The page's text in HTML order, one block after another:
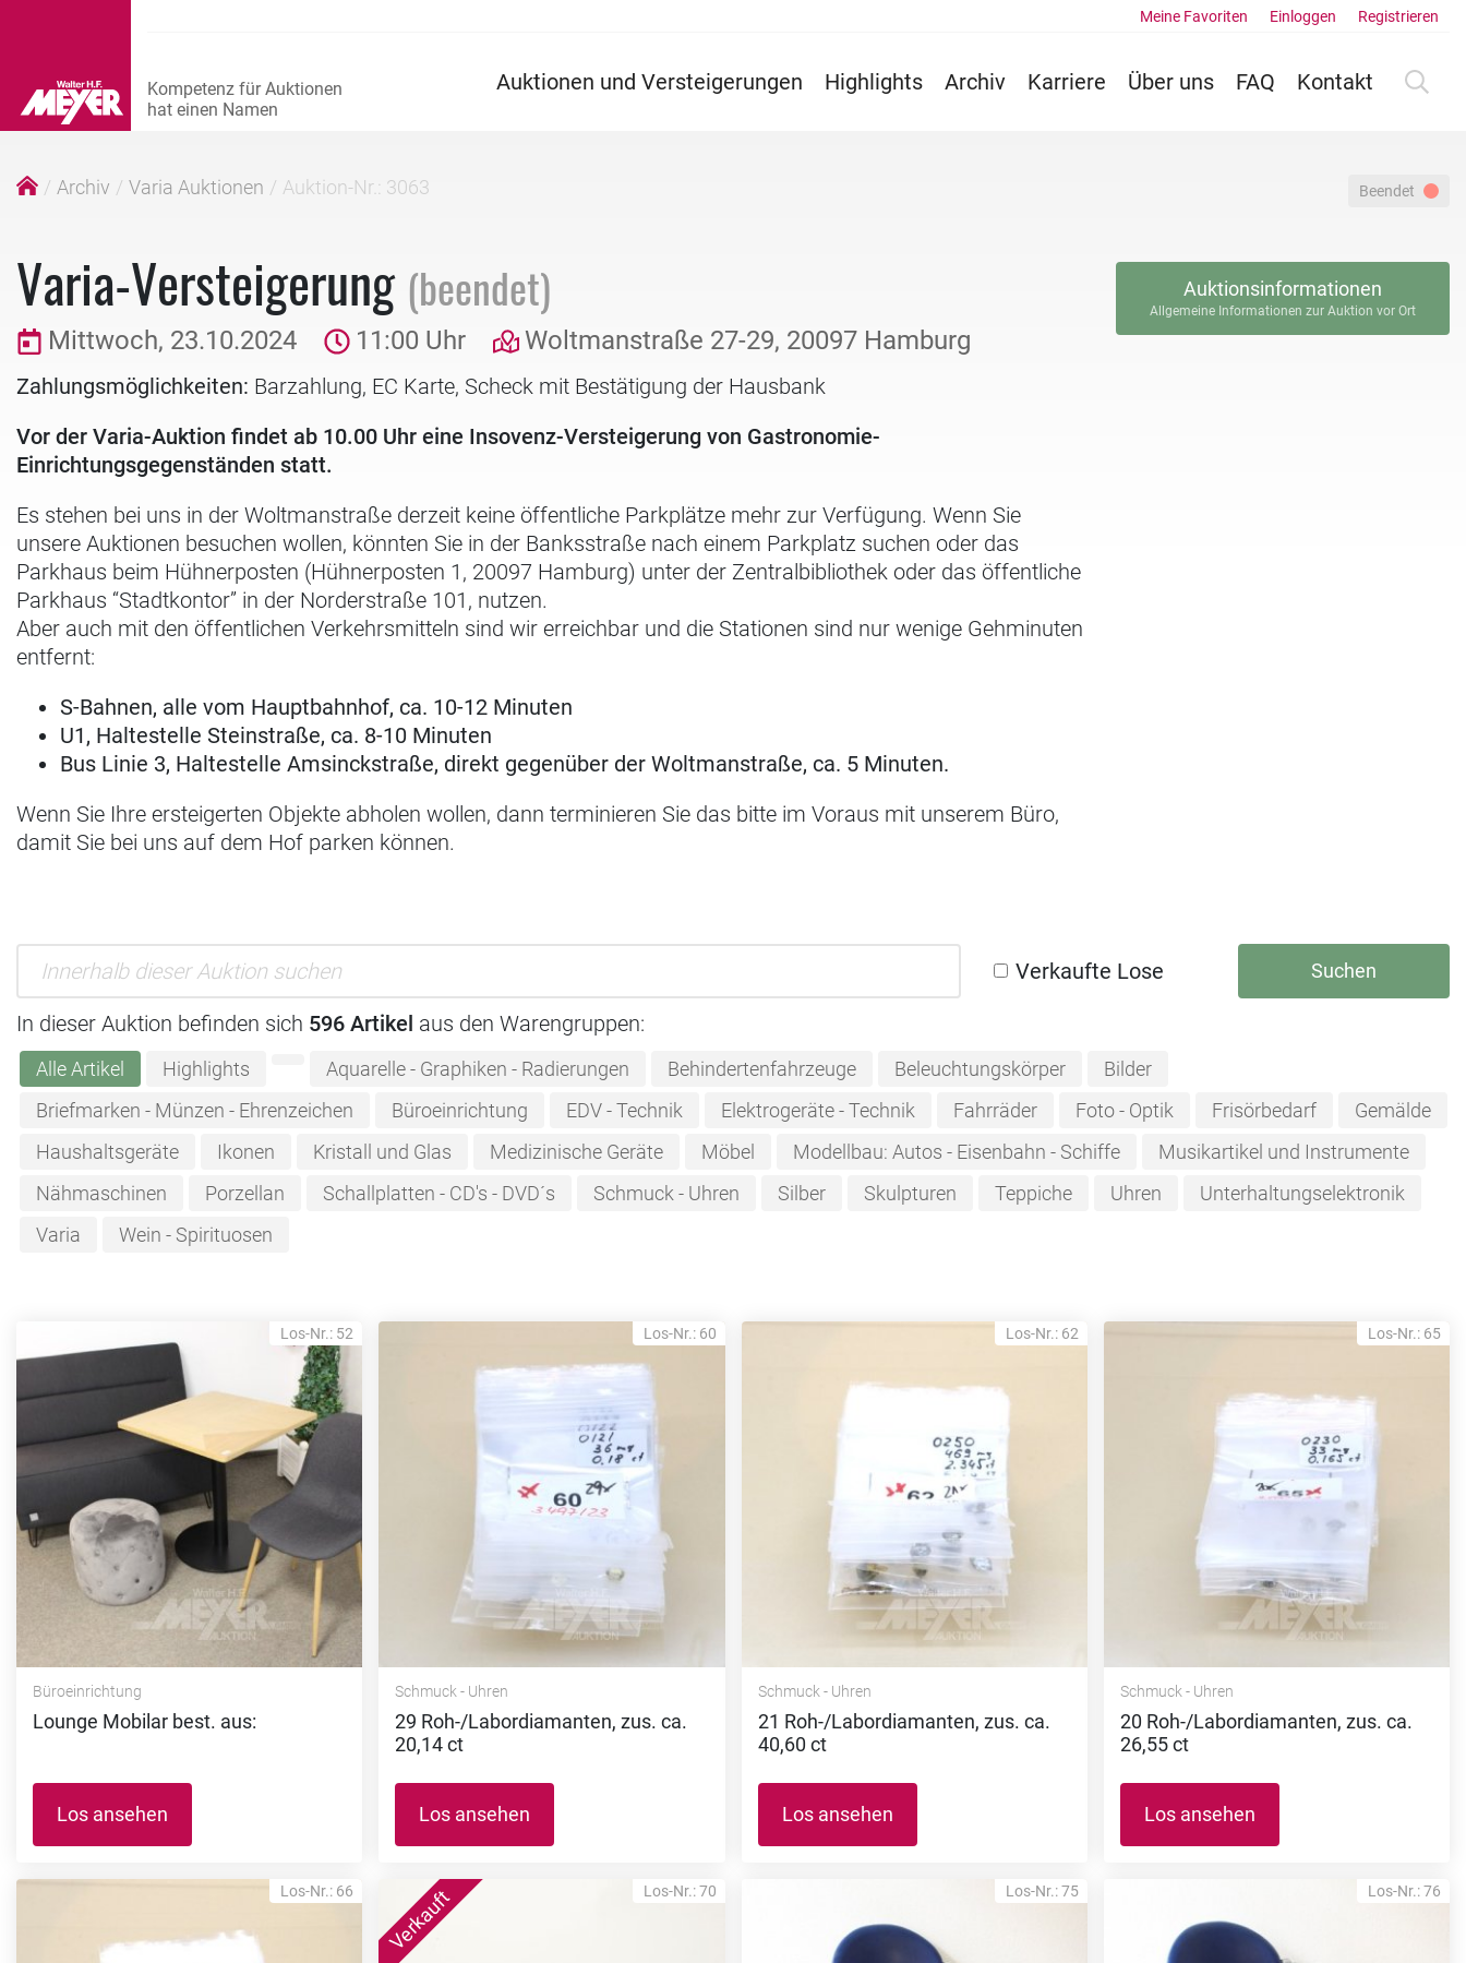
Auktionen und Versteigerungen Highlights Archiv Karriere Über uns FAQ Kontakt
Meine Favoriten Einloggen Registrieren
Archiv Varia Auktionen Auktion-Nr.: 3063 Beendet
Varia-Versteigerung (beendet)
Mittwoch, 23.10.2024 11:00 Uhr Woltmanstraße 27-29, 20097 Hamburg
Zahlungsmöglichkeiten: Barzahlung, EC Karte, Scheck mit Bestätigung der Hausbank
Vor der Varia-Auktion findet ab 10.00 Uhr eine Insovenz-Versteigerung von Gastronomie-
Einrichtungsgegenständen statt.
Es stehen bei uns in der Woltmanstraße derzeit keine öffentliche Parkplätze mehr zur Verfügung. Wenn Sie
unsere Auktionen besuchen wollen, könnten Sie in der Banksstraße nach einem Parkplatz suchen oder das
Parkhaus beim Hühnerposten (Hühnerposten 1, 20097 Hamburg) unter der Zentralbibliothek oder das öffentliche
Parkhaus “Stadtkontor” in der Norderstraße 101, nutzen.
Aber auch mit den öffentlichen Verkehrsmitteln sind wir erreichbar und die Stationen sind nur wenige Gehminuten
entfernt:
S-Bahnen, alle vom Hauptbahnhof, ca. 10-12 Minuten
U1, Haltestelle Steinstraße, ca. 8-10 Minuten
Bus Linie 3, Haltestelle Amsinckstraße, direkt gegenüber der Woltmanstraße, ca. 5 Minuten.
Wenn Sie Ihre ersteigerten Objekte abholen wollen, dann terminieren Sie das bitte im Voraus mit unserem Büro,
damit Sie bei uns auf dem Hof parken können.
Auktionsinformationen
Allgemeine Informationen zur Auktion vor Ort
Verkaufte Lose Suchen
In dieser Auktion befinden sich 596 Artikel aus den Warengruppen:
Alle Artikel Highlights Aquarelle - Graphiken - Radierungen Behindertenfahrzeuge Beleuchtungskörper
Bilder
Briefmarken - Münzen - Ehrenzeichen
Büroeinrichtung EDV - Technik Elektrogeräte - Technik Fahrräder Foto - Optik Frisörbedarf
Gemälde
Haushaltsgeräte
Ikonen Kristall und Glas Medizinische Geräte Möbel Modellbau: Autos - Eisenbahn - Schiffe
Musikartikel und Instrumente
Nähmaschinen
Porzellan Schallplatten - CD's - DVD´s Schmuck - Uhren Silber Skulpturen Teppiche Uhren
Unterhaltungselektronik
Varia
Wein - Spirituosen
Los-Nr.: 52
Büroeinrichtung
Lounge Mobilar best. aus:
Los ansehen
Los-Nr.: 60
Schmuck - Uhren
29 Roh-/Labordiamanten, zus. ca.
20,14 ct
Los ansehen
Los-Nr.: 62
Schmuck - Uhren
21 Roh-/Labordiamanten, zus. ca.
40,60 ct
Los ansehen
Los-Nr.: 65
Schmuck - Uhren
20 Roh-/Labordiamanten, zus. ca.
26,55 ct
Los ansehen
Los-Nr.: 66 Los-Nr.: 70 Los-Nr.: 75 Los-Nr.: 76